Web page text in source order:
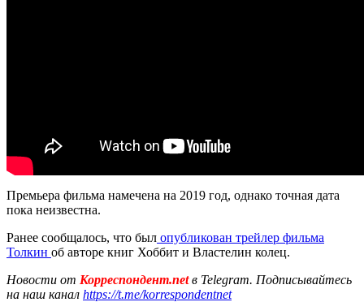
Премьера фильма намечена на 2019 год, однако точная дата
пока неизвестна.
Ранее сообщалось, что был опубликован трейлер фильма
Толкин об авторе книг Хоббит и Властелин колец.
Новости от Корреспондент.netв Telegram. Подписывайтесь
на наш канал https://t.me/korrespondentnet